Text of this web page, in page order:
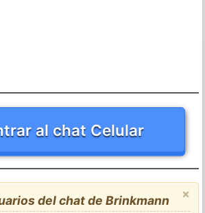
al chat Celular
×
del chat de Brinkmann